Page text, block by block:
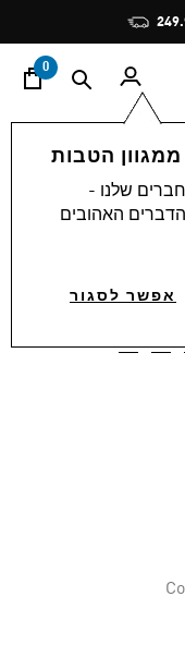
0
שלנו -
האהובים
אפשר לסגור
130
4.9